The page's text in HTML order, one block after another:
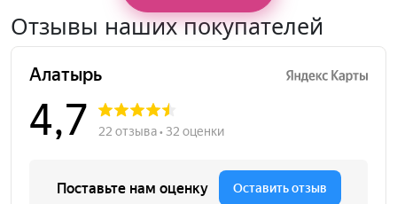
Отзывы наших покупателей